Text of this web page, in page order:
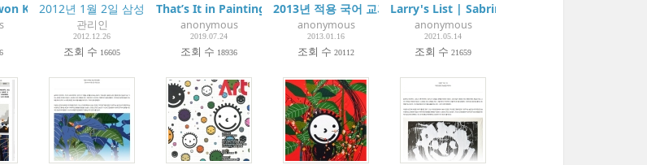
방송Kisoo2012년 1월 2일 삼성과 함께한 새해 인사
관리인
2012.12.26
조회 수 16605
That’s It in Paintings like “Needle and Thread”! | Weekly Chosun ‘바늘과 실’처럼 그림에
anonymous
2019.07.24
조회 수 18936
2013년 적용 국어 교과서(교학사), 2013 Middle School Text Book-
anonymous
2013.01.16
조회 수 20112
Larry's List | Sabrina Ho - collection
anonymous
2021.05.14
조회 수 21659